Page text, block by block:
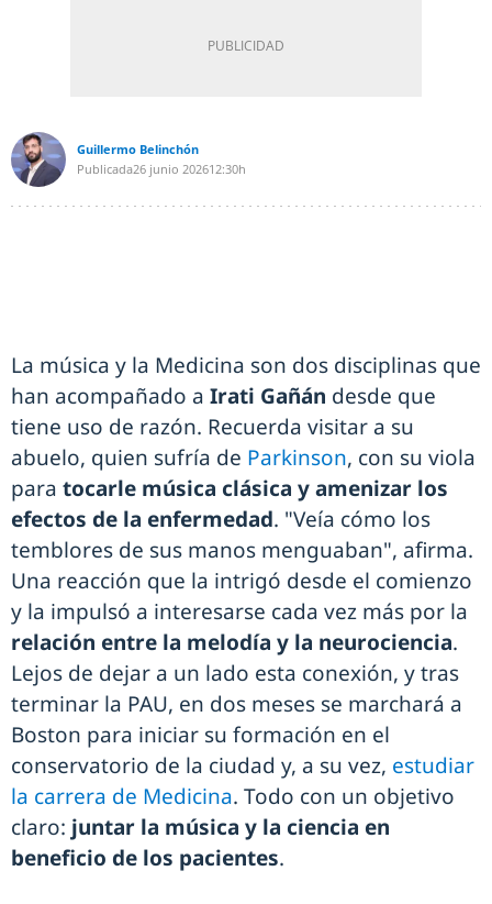
Guillermo Belinchón
Publicada26 junio 202612:30h
La música y la Medicina son dos disciplinas que
han acompañado a Irati Gañán desde que
tiene uso de razón. Recuerda visitar a su
abuelo, quien sufría de Parkinson, con su viola
para tocarle música clásica y amenizar los
efectos de la enfermedad. "Veía cómo los
temblores de sus manos menguaban", afirma.
Una reacción que la intrigó desde el comienzo
y la impulsó a interesarse cada vez más por la
relación entre la melodía y la neurociencia.
Lejos de dejar a un lado esta conexión, y tras
terminar la PAU, en dos meses se marchará a
Boston para iniciar su formación en el
conservatorio de la ciudad y, a su vez, estudiar
la carrera de Medicina. Todo con un objetivo
claro: juntar la música y la ciencia en
beneficio de los pacientes.